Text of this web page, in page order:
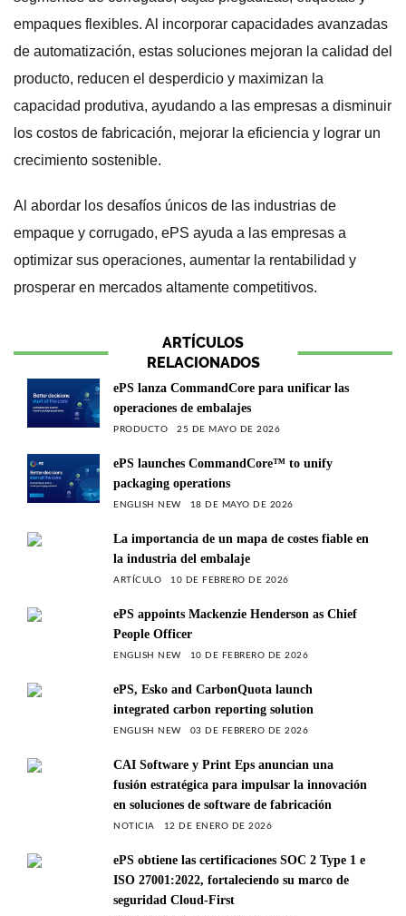
empaques flexibles. Al incorporar capacidades avanzadas
de automatización, estas soluciones mejoran la calidad del
producto, reducen el desperdicio y maximizan la
capacidad produtiva, ayudando a las empresas a disminuir
los costos de fabricación, mejorar la eficiencia y lograr un
crecimiento sostenible.
Al abordar los desafíos únicos de las industrias de
empaque y corrugado, ePS ayuda a las empresas a
optimizar sus operaciones, aumentar la rentabilidad y
prosperar en mercados altamente competitivos.
ARTÍCULOS
RELACIONADOS
ePS lanza CommandCore para unificar las
operaciones de embalajes
PRODUCTO 25 DE MAYO DE 2026
ePS launches CommandCore™ to unify
packaging operations
ENGLISH NEW 18 DE MAYO DE 2026
La importancia de un mapa de costes fiable en
la industria del embalaje
ARTÍCULO 10 DE FEBRERO DE 2026
ePS appoints Mackenzie Henderson as Chief
People Officer
ENGLISH NEW 10 DE FEBRERO DE 2026
ePS, Esko and CarbonQuota launch
integrated carbon reporting solution
ENGLISH NEW 03 DE FEBRERO DE 2026
CAI Software y Print Eps anuncian una
fusión estratégica para impulsar la innovación
en soluciones de software de fabricación
NOTICIA 12 DE ENERO DE 2026
ePS obtiene las certificaciones SOC 2 Type 1 e
ISO 27001:2022, fortaleciendo su marco de
seguridad Cloud-First